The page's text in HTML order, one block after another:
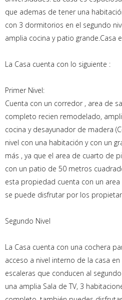
que ademas de tener una
con 3 dormitorios en el segundo
amplia cocina y patio grande.Casa
La Casa cuenta con lo siguiente :
Primer Nivel:
Cuenta con un corredor , area de
completo recien remodelado,
cocina y desayunador de madera
nivel con una habitación y con un
más , ya que el area de cuarto de
con un patio de 50 metros
esta propiedad cuenta con un
se puede disfrutar por los
Segundo Nivel
La Casa cuenta con una cochera
acceso a nivel interno de la casa
escaleras que conducen al
una amplia Sala de TV, 3